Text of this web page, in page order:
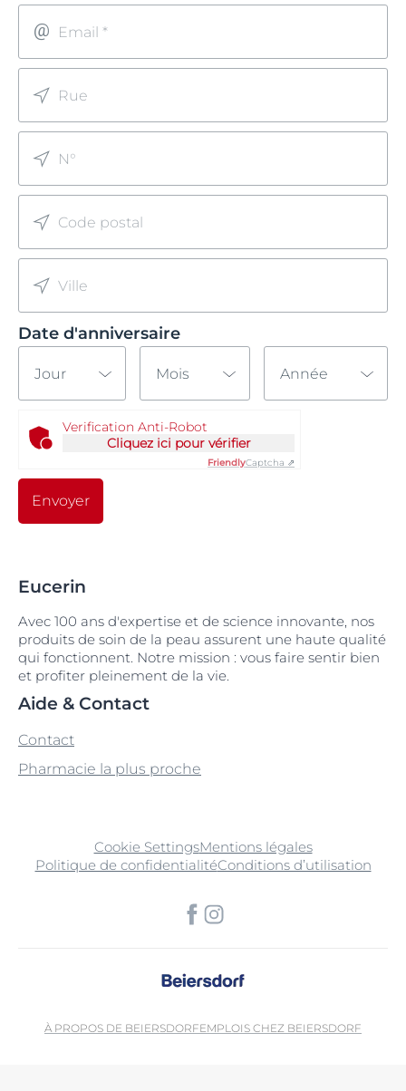
Email *
Rue
N°
Code postal
Ville
Date d'anniversaire
Jour Mois Année
Verification Anti-Robot
Cliquez ici pour vérifier
FriendlyCaptcha ⇗
Envoyer
Eucerin
Avec 100 ans d'expertise et de science innovante, nos
produits de soin de la peau assurent une haute qualité
qui fonctionnent. Notre mission : vous faire sentir bien
et profiter pleinement de la vie.
Aide & Contact
Contact
Pharmacie la plus proche
Cookie SettingsMentions légales
Politique de confidentialitéConditions d’utilisation
À PROPOS DE BEIERSDORFEMPLOIS CHEZ BEIERSDORF